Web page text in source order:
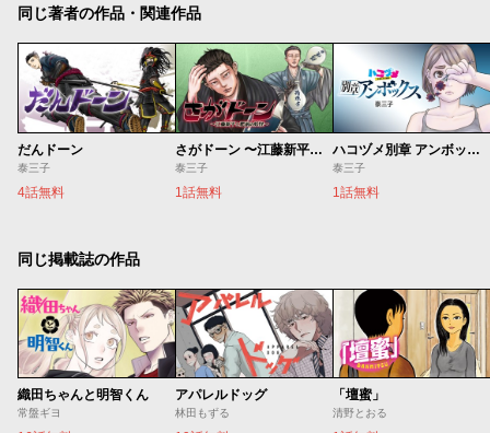
同じ著者の作品・関連作品
だんドーン
泰三子
4話無料
さがドーン 〜江藤新平と肥前の妖怪〜
泰三子
1話無料
ハコヅメ別章 アンボックス
泰三子
1話無料
同じ掲載誌の作品
織田ちゃんと明智くん
常盤ギヨ
アパレルドッグ
林田もずる
「壇蜜」
清野とおる